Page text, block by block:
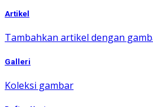
Artikel
Tambahkan artikel dengan
Galleri
Koleksi gambar